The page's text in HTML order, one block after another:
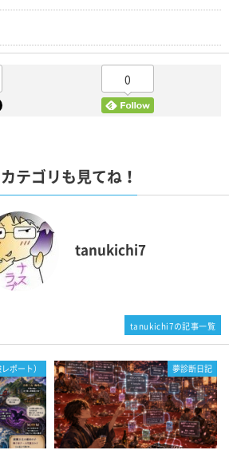
0
テゴリも見てね！
tanukichi7
ポート） 夢診断日記
tanukichi7の記事一覧